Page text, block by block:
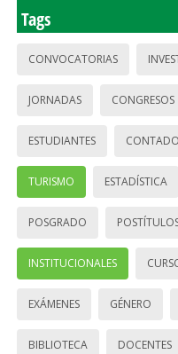
Tags
CONVOCATORIAS
JORNADAS CONGRESOS
ESTUDIANTES
TURISMO ESTADÍSTICA
POSGRADO
INSTITUCIONALES
EXÁMENES GÉNERO
BIBLIOTECA DOCENTES